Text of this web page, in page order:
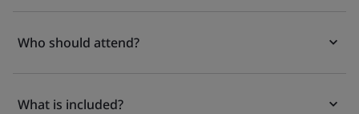
Who should attend?
What is included?